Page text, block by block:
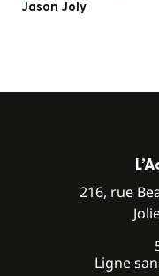
Jason Joly
216, rue
Ligne